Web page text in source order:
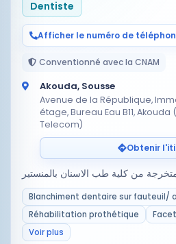
Dentiste
Afficher le numéro de
Conventionné avec la CNAM
Akouda, Sousse
Avenue de la République,
étage, Bureau Eau B11,
Telecom)
Obtenir
من كلية طب الاسنان بالمنستير
Blanchiment dentaire sur fauteuil/
Réhabilitation prothétique
Voir plus